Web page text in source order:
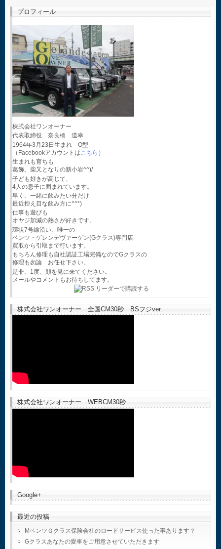
プロフィール
株式会社ワンオーナー
代表取締役 奈良橋 道幸
1964年3月23日生まれ O型
（Facebookアカウントはこちら ）
生まれも育ちも
葛飾、柴又となりの新小岩^^)/
子ども好きが高じて、
4人の息子に囲まれています。
早く、一緒に飲みたい分だけ
最近控え目な飲み方に^^*)
仕事も遊びも
オヤジ加減の熱さが好きです。
環状7号線沿い、唯一の
ベンツ・ゲレンデヴァーゲン(Gクラス)専門店
買取から引取まで行います。
もちろん修理も自社認証工場完備なのでGクラスの
修理も勿論 お任せ下さい。
是非、1度、顔を見に来てください。
メールやコメントもお待ちしてます。
株式会社ワンオーナー 全国CM30秒 BSフジver.
株式会社ワンオーナー WEBCM30秒
Google+
最近の投稿
MベンツＧクラス保険会社のロードサービス使った事あります？
Gクラスあなたの愛車をご用意させていただきます